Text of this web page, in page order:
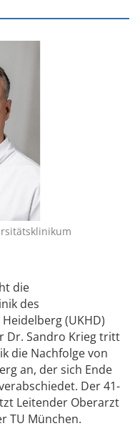
die
des
(UKHD)
Dr. Sandro Krieg tritt
die Nachfolge von
an, der sich Ende
Der 41-
Leitender Oberarzt
TU München.